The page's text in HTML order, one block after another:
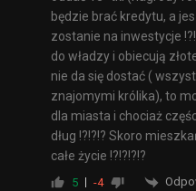
będzie brać kredytu, a
zostanie na inwestycje
do władzy i obiecują
nie da się dostać (
znajomymi królika), to
dla miasta i chociaż
dług !?!?!? Skoro
całe życie !?!?!?!?
5 -4